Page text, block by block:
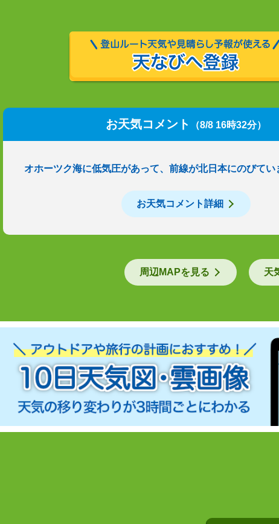
お天気コメント （8/8 16時32分）
オホーツク海に低気圧があって、前線が北日本にのびて
お天気コメント詳細
周辺MAPを見る 天